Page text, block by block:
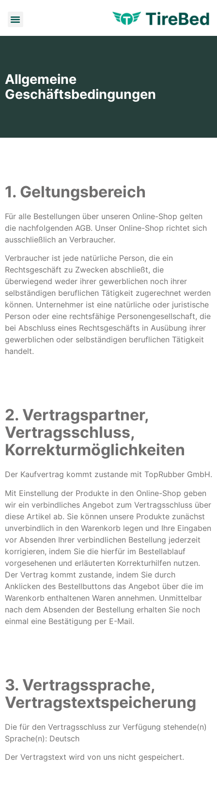
Allgemeine
Geschäftsbedingungen
1. Geltungsbereich
Für alle Bestellungen über unseren Online-Shop gelten
die nachfolgenden AGB. Unser Online-Shop richtet sich
ausschließlich an Verbraucher.
Verbraucher ist jede natürliche Person, die ein
Rechtsgeschäft zu Zwecken abschließt, die
überwiegend weder ihrer gewerblichen noch ihrer
selbständigen beruflichen Tätigkeit zugerechnet werden
können. Unternehmer ist eine natürliche oder juristische
Person oder eine rechtsfähige Personengesellschaft, die
bei Abschluss eines Rechtsgeschäfts in Ausübung ihrer
gewerblichen oder selbständigen beruflichen Tätigkeit
handelt.
2. Vertragspartner,
Vertragsschluss,
Korrekturmöglichkeiten
Der Kaufvertrag kommt zustande mit TopRubber GmbH.
Mit Einstellung der Produkte in den Online-Shop geben
wir ein verbindliches Angebot zum Vertragsschluss über
diese Artikel ab. Sie können unsere Produkte zunächst
unverbindlich in den Warenkorb legen und Ihre Eingaben
vor Absenden Ihrer verbindlichen Bestellung jederzeit
korrigieren, indem Sie die hierfür im Bestellablauf
vorgesehenen und erläuterten Korrekturhilfen nutzen.
Der Vertrag kommt zustande, indem Sie durch
Anklicken des Bestellbuttons das Angebot über die im
Warenkorb enthaltenen Waren annehmen. Unmittelbar
nach dem Absenden der Bestellung erhalten Sie noch
einmal eine Bestätigung per E-Mail.
3. Vertragssprache,
Vertragstextspeicherung
Die für den Vertragsschluss zur Verfügung stehende(n)
Sprache(n): Deutsch
Der Vertragstext wird von uns nicht gespeichert.